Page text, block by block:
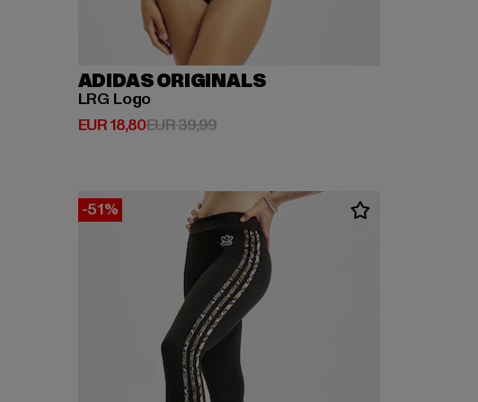
ADIDAS ORIGINALS
LRG Logo
EUR 18,80
Huidige prijs: EUR 18,80
EUR 39,99Actieprijs: EUR 39,99
-51%